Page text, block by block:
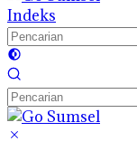
Indeks